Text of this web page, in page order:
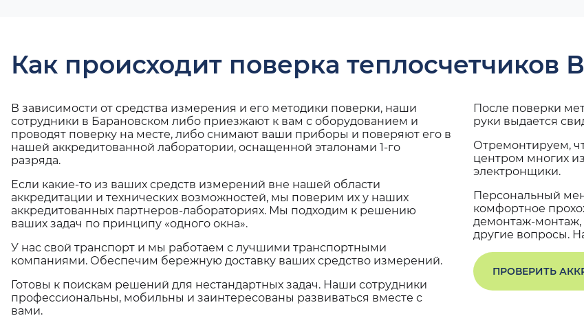
Как происходит поверка теплосчетчиков
В зависимости от средства измерения и его методики поверки, наши
сотрудники в Барановском либо приезжают к вам с оборудованием и
проводят поверку на месте, либо снимают ваши приборы и поверяют его в
нашей аккредитованной лаборатории, оснащенной эталонами 1-го
разряда.
Если какие-то из ваших средств измерений вне нашей области
аккредитации и технических возможностей, мы поверим их у наших
аккредитованных партнеров-лабораториях. Мы подходим к решению
ваших задач по принципу «одного окна».
У нас свой транспорт и мы работаем с лучшими транспортными
компаниями. Обеспечим бережную доставку ваших средство измерений.
Готовы к поискам решений для нестандартных задач. Наши сотрудники
профессиональны, мобильны и заинтересованы развиваться вместе с
вами.
После поверки
руки выдается
Отремонтируем,
центром многих
электронщики.
Персональный
комфортное
демонтаж-монтаж,
другие вопросы.
ПРОВЕРИТЬ